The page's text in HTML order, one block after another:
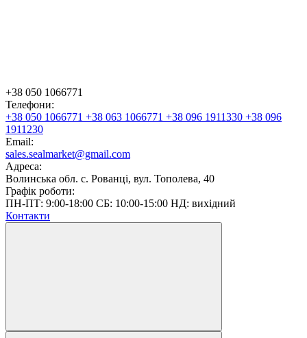
+38 050 1066771
Телефони:
+38 050 1066771 +38 063 1066771 +38 096 1911330 +38 096
1911230
Email:
sales.sealmarket@gmail.com
Адреса:
Волинська обл. с. Рованці, вул. Тополева, 40
Графік роботи:
ПН-ПТ: 9:00-18:00 СБ: 10:00-15:00 НД: вихідний
Контакти